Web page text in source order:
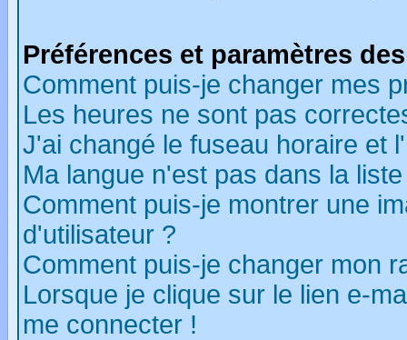
Préférences et paramètres
Comment puis-je changer mes
Les heures ne sont pas
J'ai changé le fuseau horaire et
Ma langue n'est pas dans la
Comment puis-je montrer une
d'utilisateur ?
Comment puis-je changer mon
Lorsque je clique sur le lien e-
me connecter !